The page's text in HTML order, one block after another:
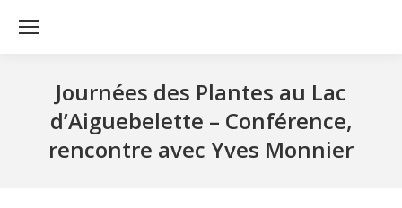
Journées des Plantes au Lac
d’Aiguebelette – Conférence,
rencontre avec Yves Monnier